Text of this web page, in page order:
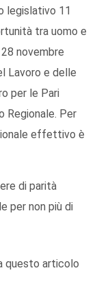
legislativo 11
tra uomo e
novembre
Lavoro e delle
per le Pari
Regionale. Per
effettivo è
di parità
per non più di
questo articolo